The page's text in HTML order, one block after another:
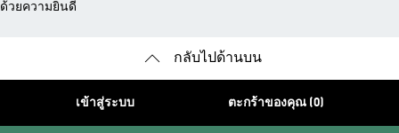
ด้วยความยินดี
กลับไปด้านบน
เข้าสู่ระบบ ตะกร้าของคุณ (0)